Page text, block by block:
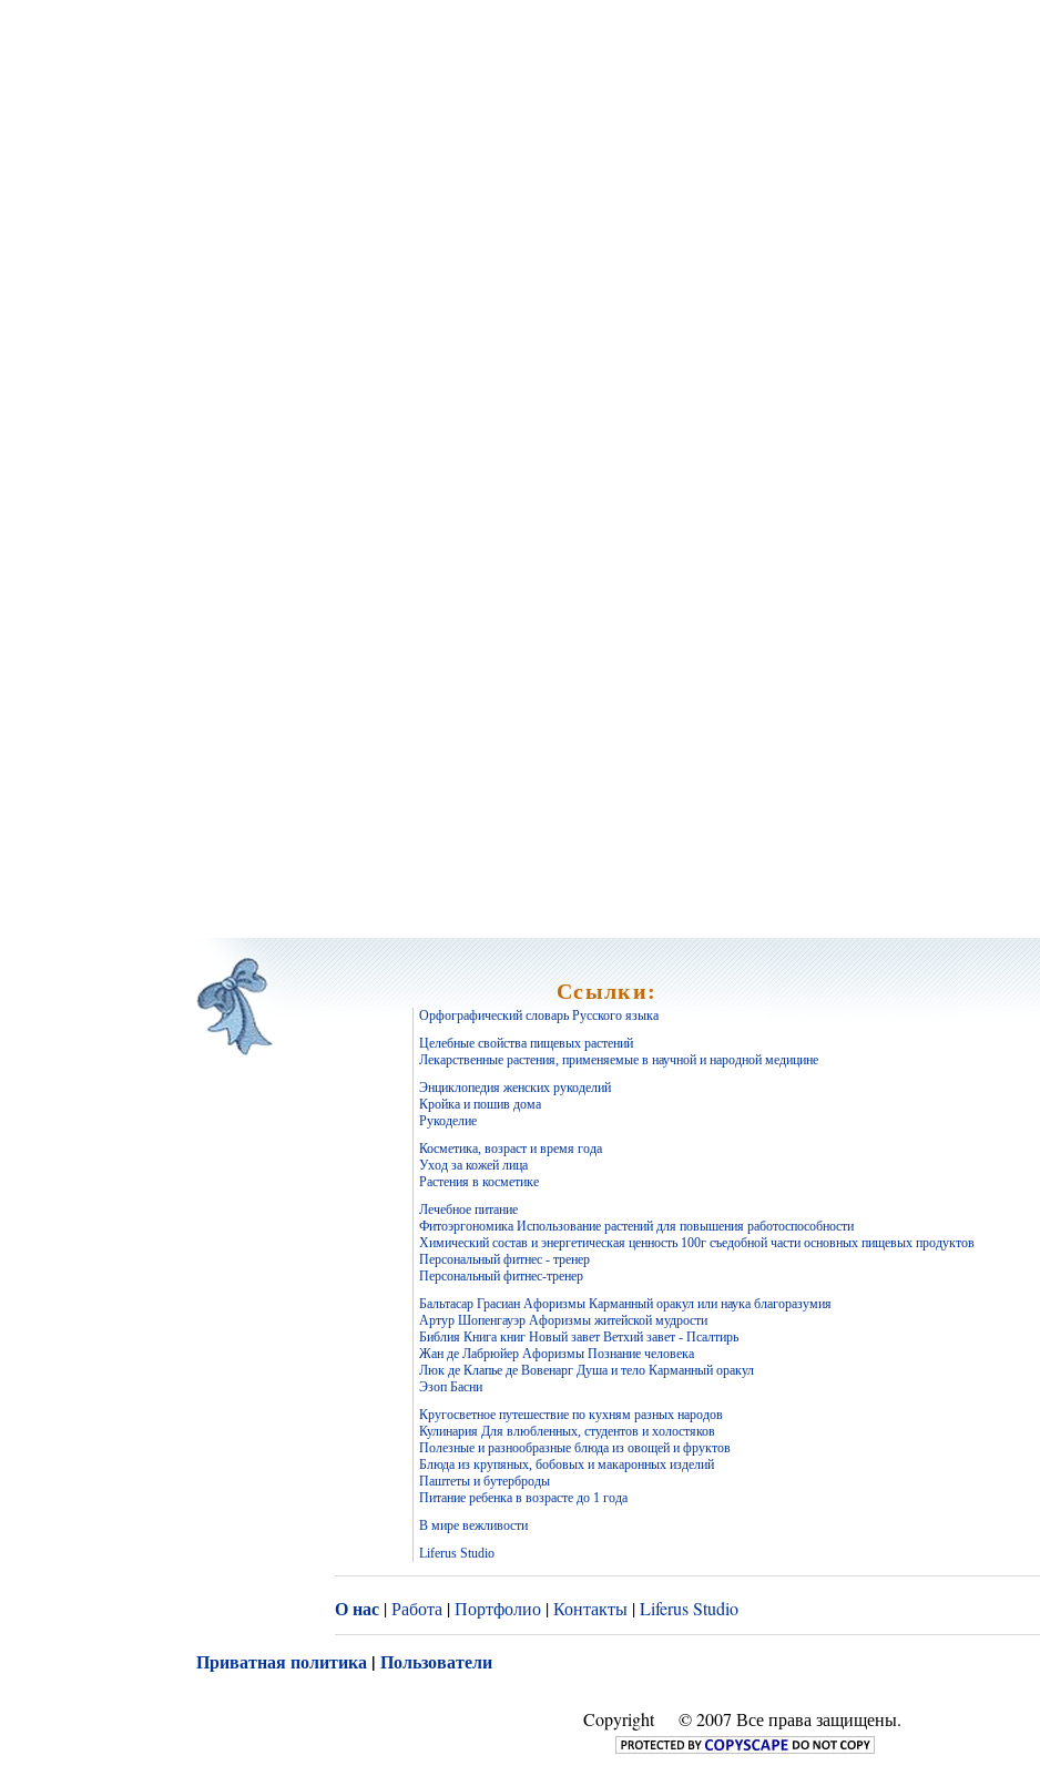
Ссылки:
Орфографический словарь Русского языка
Целебные свойства пищевых растений
Лекарственные растения, применяемые в научной и народной медицине
Энциклопедия женских рукоделий
Кройка и пошив дома
Рукоделие
Косметика, возраст и время года
Уход за кожей лица
Растения в косметике
Лечебное питание
Фитоэргономика Использование растений для повышения работоспособности
Химический состав и энергетическая ценность 100г съедобной части основных пищевых продуктов
Персональный фитнес - тренер
Персональный фитнес-тренер
Бальтасар Грасиан Афоризмы Карманный оракул или наука благоразумия
Артур Шопенгауэр Афоризмы житейской мудрости
Библия Книга книг Новый завет Ветхий завет - Псалтирь
Жан де Лабрюйер Афоризмы Познание человека
Люк де Клапье де Вовенарг Душа и тело Карманный оракул
Эзоп Басни
Кругосветное путешествие по кухням разных народов
Кулинария Для влюбленных, студентов и холостяков
Полезные и разнообразные блюда из овощей и фруктов
Блюда из крупяных, бобовых и макаронных изделий
Паштеты и бутерброды
Питание ребенка в возрасте до 1 года
В мире вежливости
Liferus Studio
О нас |Работа |Портфолио |Контакты |Liferus Studio
Приватная политика | Пользователи
Copyright © 2007 Все права защищены.